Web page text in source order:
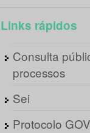
Links rápidos
Consulta
processos
Sei
Protocolo